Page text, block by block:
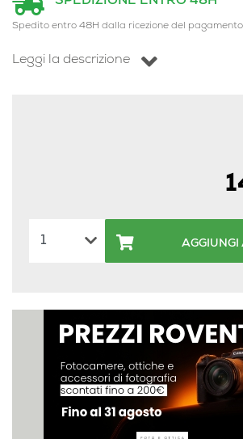
Spedito entro 48H dalla ricezione del pagamento
Leggi la descrizione
AGGIUNGI